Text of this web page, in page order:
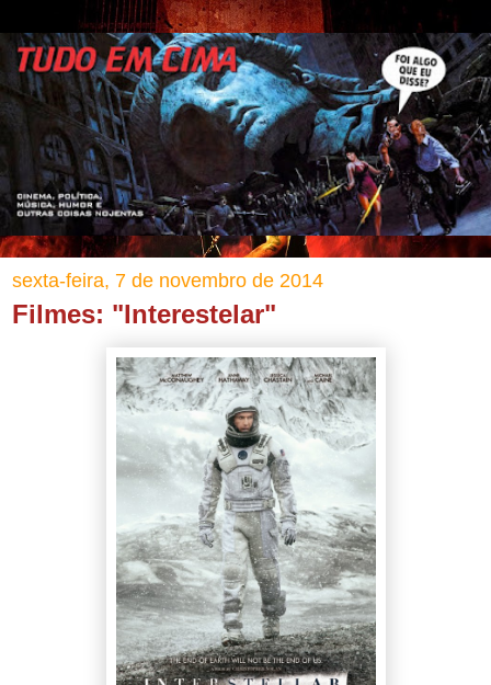
sexta-feira, 7 de novembro de 2014
Filmes: "Interestelar"